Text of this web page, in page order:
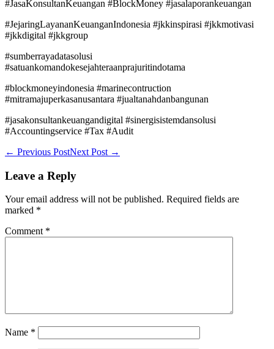
#JasaKonsultanKeuangan #BlockMoney #jasalaporankeuangan
#JejaringLayananKeuanganIndonesia #jkkinspirasi #jkkmotivasi
#jkkdigital #jkkgroup
#sumberrayadatasolusi
#satuankomandokesejahteraanprajuritindotama
#blockmoneyindonesia #marinecontruction
#mitramajuperkasanusantara #jualtanahdanbangunan
#jasakonsultankeuangandigital #sinergisistemdansolusi
#Accountingservice #Tax #Audit
Post
← Previous PostNext Post →
Leave a Reply
Your email address will not be published. Required fields are
marked *
Comment *
Name *